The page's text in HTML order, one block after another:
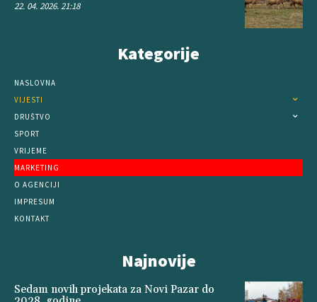
22. 04. 2026. 21:18
Kategorije
NASLOVNA
VIJESTI
DRUŠTVO
SPORT
VRIJEME
MARKETING
O AGENCIJI
IMPRESUM
KONTAKT
Najnovije
Sedam novih projekata za Novi Pazar do